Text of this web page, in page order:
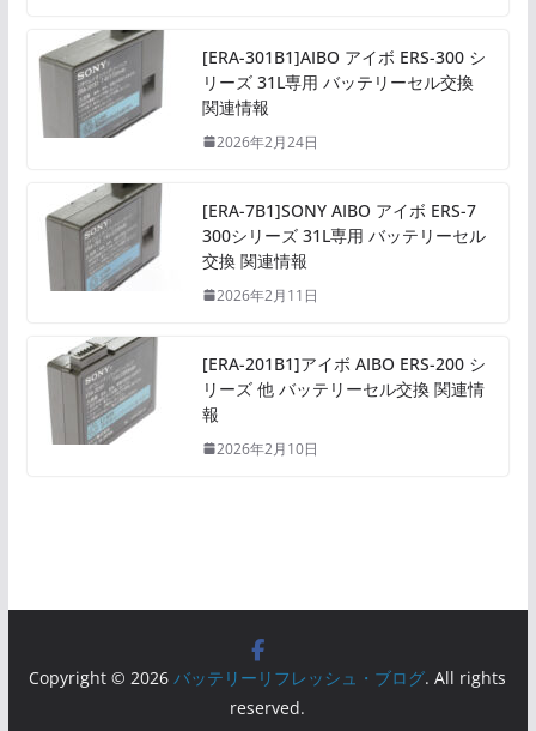
[ERA-301B1]AIBO アイボ ERS-300 シ
リーズ 31L専用 バッテリーセル交換
関連情報
2026年2月24日
[ERA-7B1]SONY AIBO アイボ ERS-7
300シリーズ 31L専用 バッテリーセル
交換 関連情報
2026年2月11日
[ERA-201B1]アイボ AIBO ERS-200 シ
リーズ 他 バッテリーセル交換 関連情
報
2026年2月10日
Copyright © 2026バッテリーリフレッシュ・ブログ. All rights
reserved.